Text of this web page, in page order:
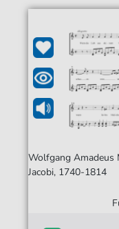
Wolfgang Amadeus
Jacobi, 1740-1814